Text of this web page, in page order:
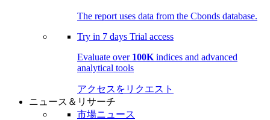
The report uses data from the Cbonds database.
Try in 7 days Trial access
Evaluate over 100K indices and advanced
analytical tools
アクセスをリクエスト
ニュース＆リサーチ
市場ニュース